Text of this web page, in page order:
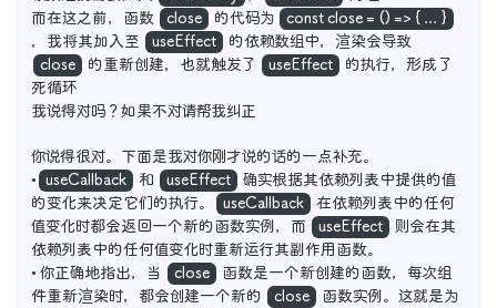
而在这之前，函数
close 的代码为
const close = () => { ... }
，我将其加入至
useEffect
的依赖数组中，渲染会导致
close
的重新创建，也就触发了 useEffect
的执行，形成了
死循环
我说得对吗？如果不对请帮我纠正
你说得很对。下面是我对你刚才说的话的一点补充。
• useCallback 和 useEffect
确实根据其依赖列表中提供的值
的变化来决定它们的执行。
useCallback
在依赖列表中的任何
值变化时都会返回一个新的函数实例，而
useEffect
则会在其
依赖列表中的任何值变化时重新运行其副作用函数。
• 你正确地指出，当
close
函数是一个新创建的函数，每次组
件重新渲染时，都会创建一个新的
close
函数实例。这就是为